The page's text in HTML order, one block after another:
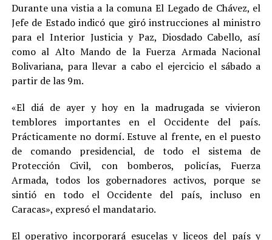
Durante una vistia a la comuna El Legado de Chávez, el
Jefe de Estado indicó que giró instrucciones al ministro
para el Interior Justicia y Paz, Diosdado Cabello, así
como al Alto Mando de la Fuerza Armada Nacional
Bolivariana, para llevar a cabo el ejercicio el sábado a
partir de las 9m.
«El diá de ayer y hoy en la madrugada se vivieron
temblores importantes en el Occidente del país.
Prácticamente no dormí. Estuve al frente, en el puesto
de comando presidencial, de todo el sistema de
Protección Civil, con bomberos, policías, Fuerza
Armada, todos los gobernadores activos, porque se
sintió en todo el Occidente del país, incluso en
Caracas», expresó el mandatario.
El operativo incorporará esucelas y liceos del país y